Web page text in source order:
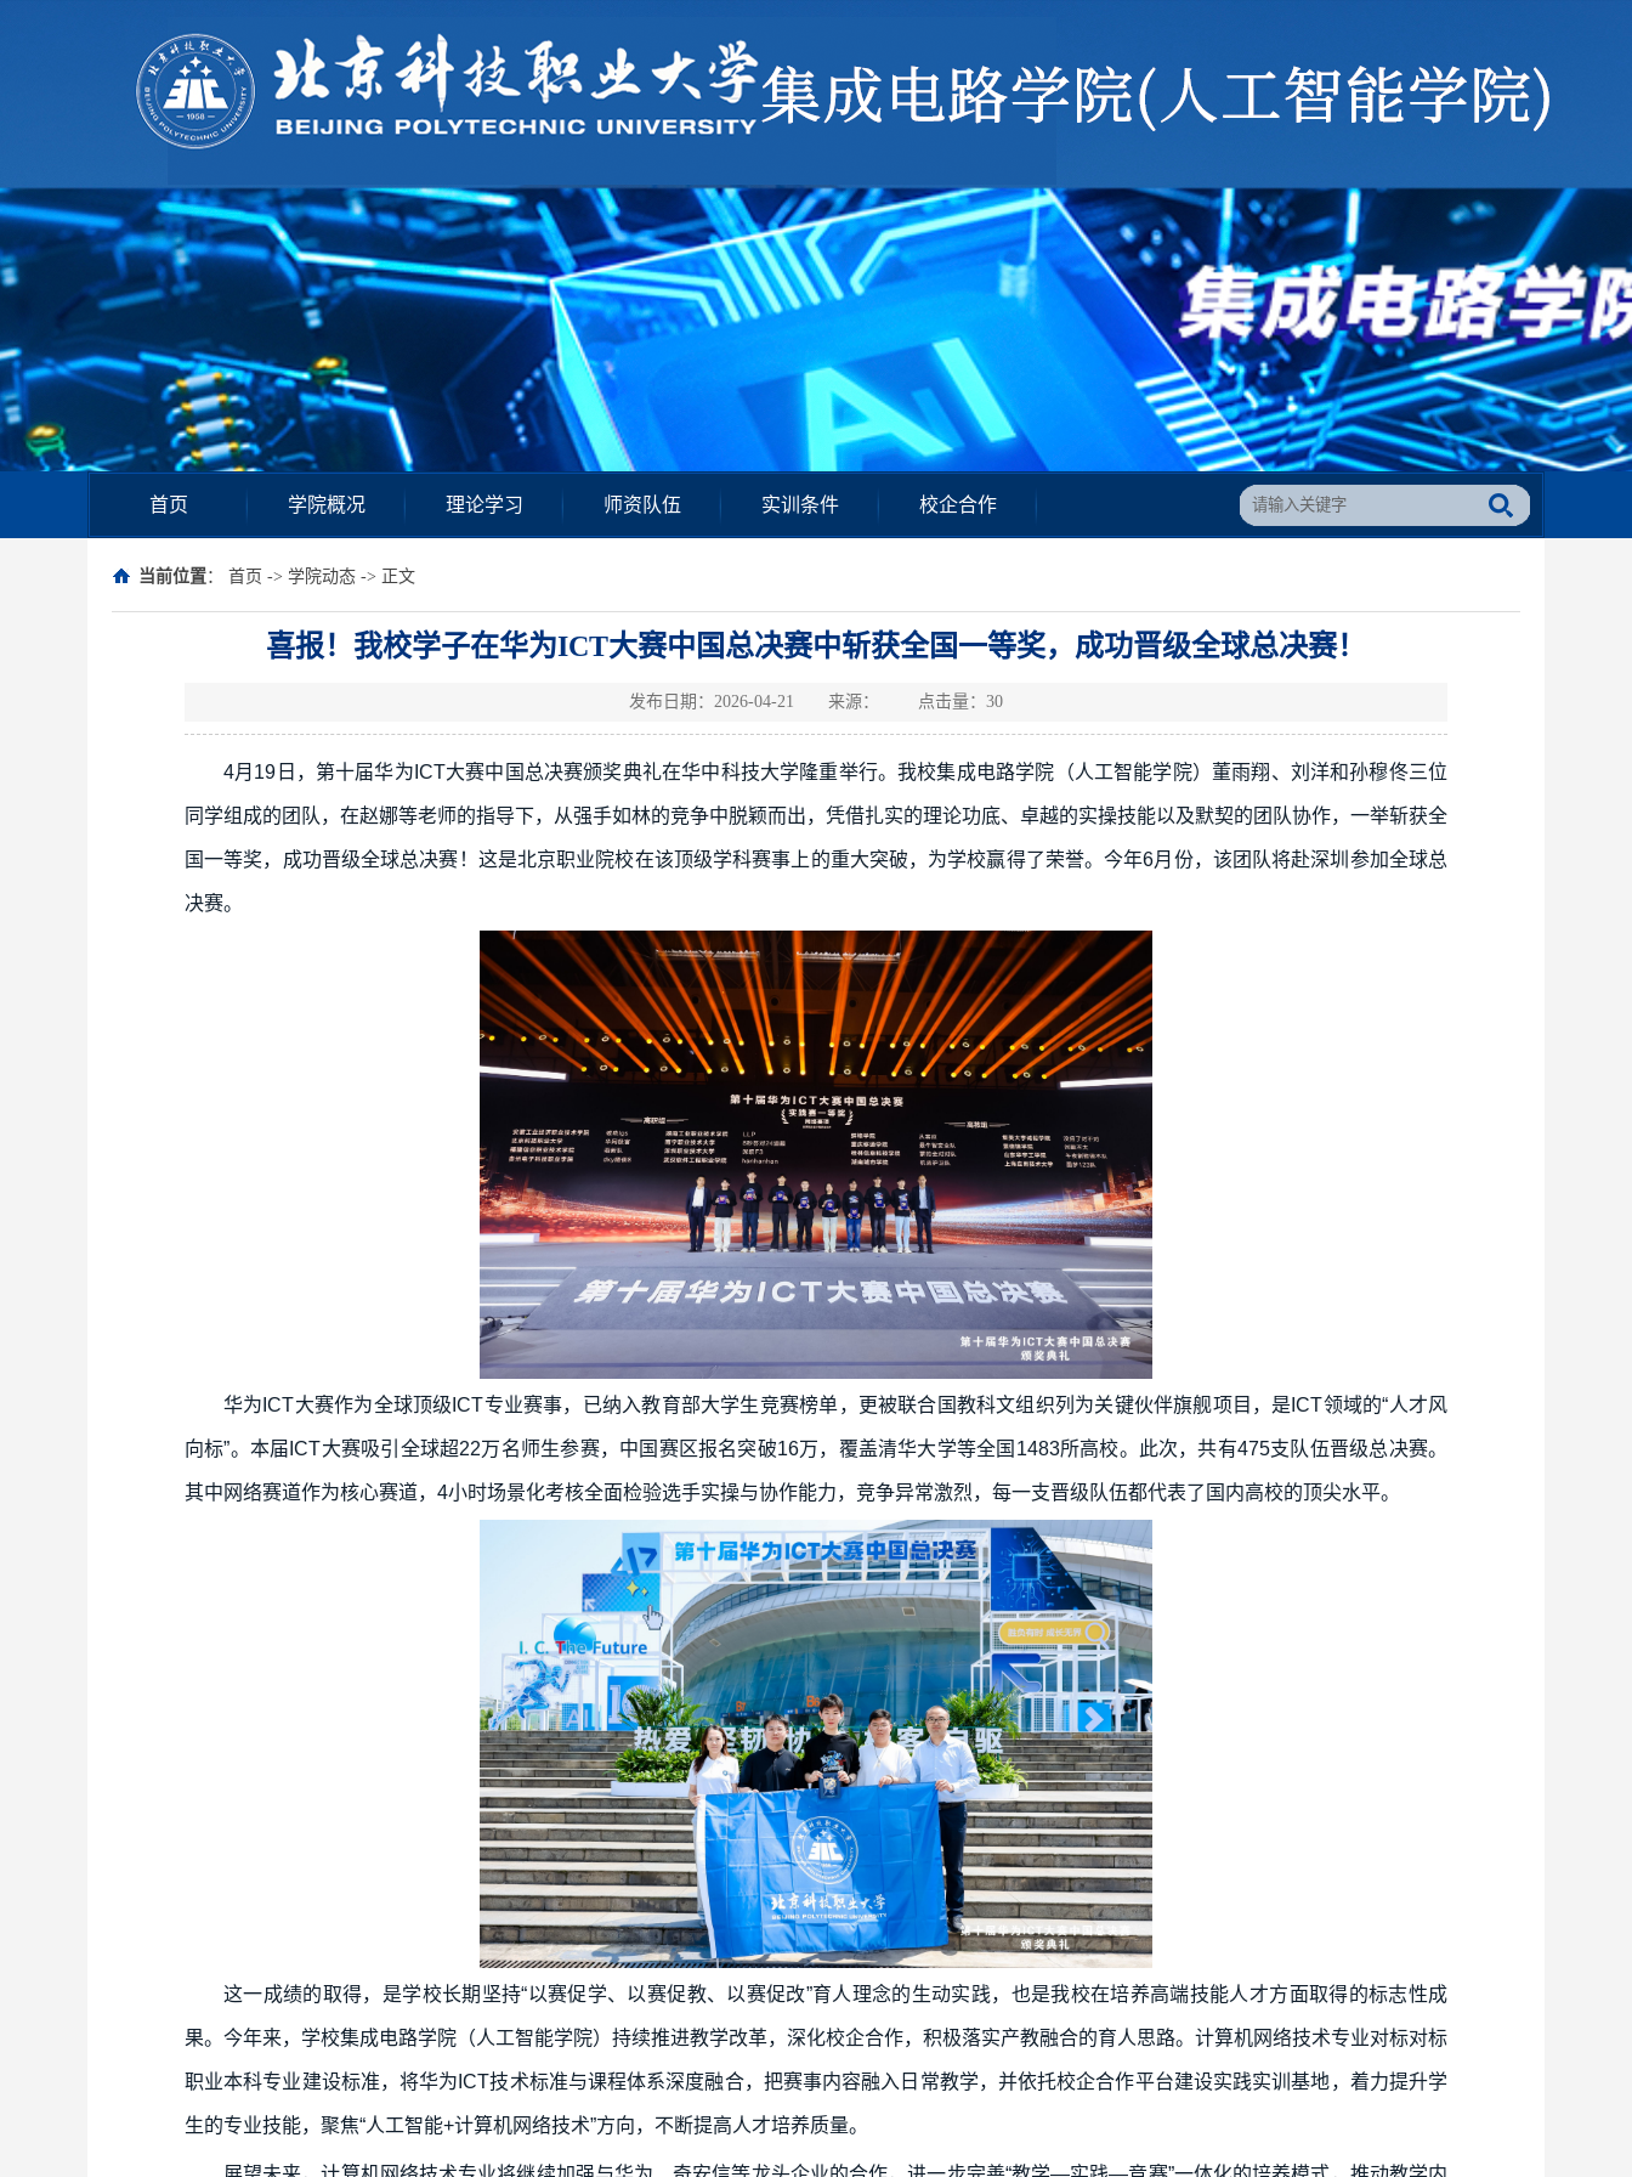
首页 学院概况 理论学习 师资队伍 实训条件 校企合作
当前位置： 首页 -> 学院动态 -> 正文
喜报！我校学子在华为ICT大赛中国总决赛中斩获全国一等奖，成功晋级全球总决赛！
发布日期：2026-04-21 来源： 点击量： 30
4月19日，第十届华为ICT大赛中国总决赛颁奖典礼在华中科技大学隆重举行。我校集成电路学院（人工智能学院）董雨翔、刘洋和孙穆佟三位
同学组成的团队，在赵娜等老师的指导下，从强手如林的竞争中脱颖而出，凭借扎实的理论功底、卓越的实操技能以及默契的团队协作，一举斩获全
国一等奖，成功晋级全球总决赛！这是北京职业院校在该顶级学科赛事上的重大突破，为学校赢得了荣誉。今年6月份，该团队将赴深圳参加全球总
决赛。
华为ICT大赛作为全球顶级ICT专业赛事，已纳入教育部大学生竞赛榜单，更被联合国教科文组织列为关键伙伴旗舰项目，是ICT领域的“人才风
向标”。本届ICT大赛吸引全球超22万名师生参赛，中国赛区报名突破16万，覆盖清华大学等全国1483所高校。此次，共有475支队伍晋级总决赛。
其中网络赛道作为核心赛道，4小时场景化考核全面检验选手实操与协作能力，竞争异常激烈，每一支晋级队伍都代表了国内高校的顶尖水平。
这一成绩的取得，是学校长期坚持“以赛促学、以赛促教、以赛促改”育人理念的生动实践，也是我校在培养高端技能人才方面取得的标志性成
果。今年来，学校集成电路学院（人工智能学院）持续推进教学改革，深化校企合作，积极落实产教融合的育人思路。计算机网络技术专业对标对标
职业本科专业建设标准，将华为ICT技术标准与课程体系深度融合，把赛事内容融入日常教学，并依托校企合作平台建设实践实训基地，着力提升学
生的专业技能，聚焦“人工智能+计算机网络技术”方向，不断提高人才培养质量。